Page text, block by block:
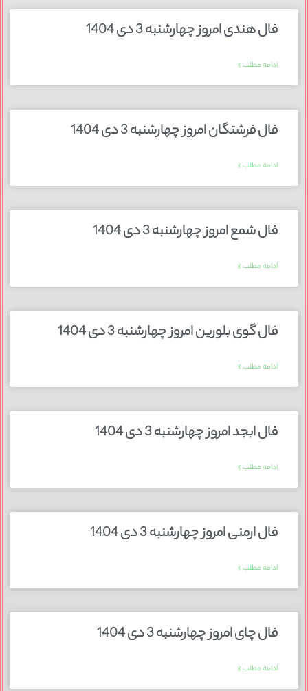
فال هندی امروز چهارشنبه 3 دی 1404
ادامه مطلب »
فال فرشتگان امروز چهارشنبه 3 دی 1404
ادامه مطلب »
فال شمع امروز چهارشنبه 3 دی 1404
ادامه مطلب »
فال گوی بلورین امروز چهارشنبه 3 دی 1404
ادامه مطلب »
فال ابجد امروز چهارشنبه 3 دی 1404
ادامه مطلب »
فال ارمنی امروز چهارشنبه 3 دی 1404
ادامه مطلب »
فال چای امروز چهارشنبه 3 دی 1404
ادامه مطلب »